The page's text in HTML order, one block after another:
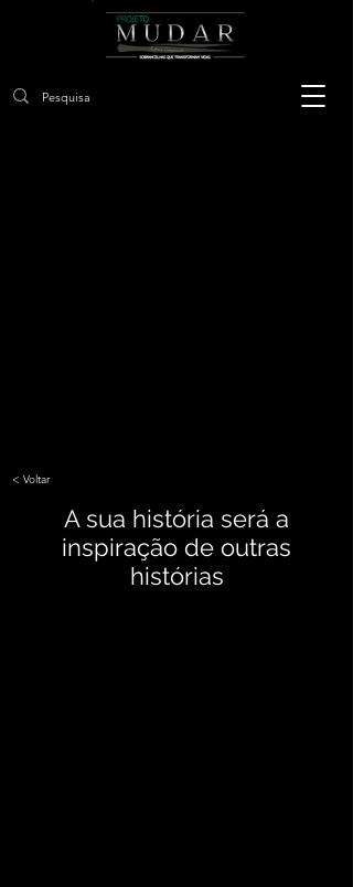
< Voltar
A sua história será a
inspiração de outras
histórias